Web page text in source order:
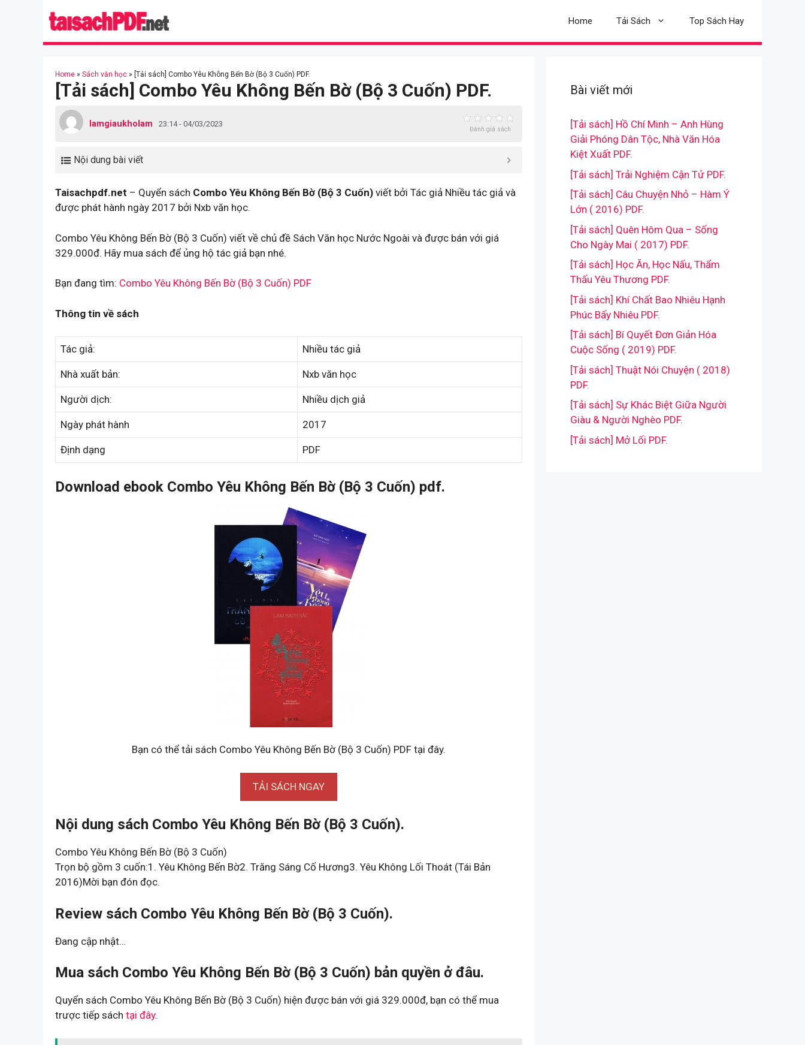
Home Tải Sách Top Sách Hay
Home » Sách văn học » [Tải sách] Combo Yêu Không Bến Bờ (Bộ 3 Cuốn) PDF.
[Tải sách] Combo Yêu Không Bến Bờ (Bộ 3 Cuốn) PDF.
lamgiaukholam 23:14 - 04/03/2023
Đánh giá sách
Nội dung bài viết
Taisachpdf.net – Quyển sách Combo Yêu Không Bến Bờ (Bộ 3 Cuốn) viết bởi Tác giả Nhiều tác giả và
được phát hành ngày 2017 bởi Nxb văn học.
Combo Yêu Không Bến Bờ (Bộ 3 Cuốn) viết về chủ đề Sách Văn học Nước Ngoài và được bán với giá
329.000đ. Hãy mua sách để ủng hộ tác giả bạn nhé.
Bạn đang tìm: Combo Yêu Không Bến Bờ (Bộ 3 Cuốn) PDF
Thông tin về sách
Tác giả: Nhiều tác giả
Nhà xuất bản: Nxb văn học
Người dịch: Nhiều dịch giả
Ngày phát hành 2017
Định dạng PDF
Download ebook Combo Yêu Không Bến Bờ (Bộ 3 Cuốn) pdf.
Bạn có thể tải sách Combo Yêu Không Bến Bờ (Bộ 3 Cuốn) PDF tại đây.
TẢI SÁCH NGAY
Nội dung sách Combo Yêu Không Bến Bờ (Bộ 3 Cuốn).
Combo Yêu Không Bến Bờ (Bộ 3 Cuốn)
Trọn bộ gồm 3 cuốn:1. Yêu Không Bến Bờ2. Trăng Sáng Cố Hương3. Yêu Không Lối Thoát (Tái Bản
2016)Mời bạn đón đọc.
Review sách Combo Yêu Không Bến Bờ (Bộ 3 Cuốn).
Đang cập nhật…
Mua sách Combo Yêu Không Bến Bờ (Bộ 3 Cuốn) bản quyền ở đâu.
Quyển sách Combo Yêu Không Bến Bờ (Bộ 3 Cuốn) hiện được bán với giá 329.000đ, bạn có thể mua
trược tiếp sách tại đây.
Bài viết mới
[Tải sách] Hồ Chí Minh – Anh Hùng
Giải Phóng Dân Tộc, Nhà Văn Hóa
Kiệt Xuất PDF.
[Tải sách] Trải Nghiệm Cận Tử PDF.
[Tải sách] Câu Chuyện Nhỏ – Hàm Ý
Lớn ( 2016) PDF.
[Tải sách] Quên Hôm Qua – Sống
Cho Ngày Mai ( 2017) PDF.
[Tải sách] Học Ăn, Học Nấu, Thẩm
Thấu Yêu Thương PDF.
[Tải sách] Khí Chất Bao Nhiêu Hạnh
Phúc Bấy Nhiêu PDF.
[Tải sách] Bí Quyết Đơn Giản Hóa
Cuộc Sống ( 2019) PDF.
[Tải sách] Thuật Nói Chuyện ( 2018)
PDF.
[Tải sách] Sự Khác Biệt Giữa Người
Giàu & Người Nghèo PDF.
[Tải sách] Mở Lối PDF.